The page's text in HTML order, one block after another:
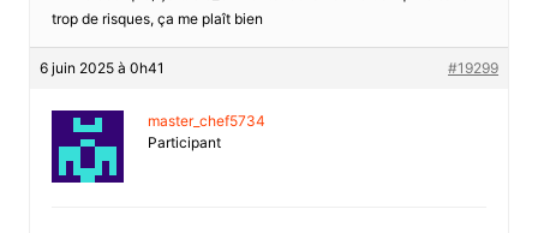
trop de risques, ça me plaît bien
6 juin 2025 à 0h41 #19299
master_chef5734
Participant